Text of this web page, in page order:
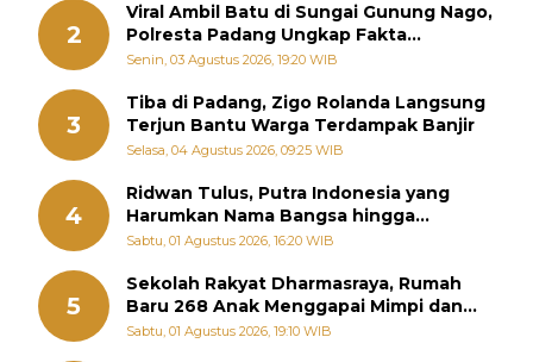
2
Viral Ambil Batu di Sungai Gunung Nago,
Polresta Padang Ungkap Fakta
Sebenarnya
Senin, 03 Agustus 2026, 19:20 WIB
3
Tiba di Padang, Zigo Rolanda Langsung
Terjun Bantu Warga Terdampak Banjir
Selasa, 04 Agustus 2026, 09:25 WIB
4
Ridwan Tulus, Putra Indonesia yang
Harumkan Nama Bangsa hingga
Diabadikan dalam Buku Jepang
Sabtu, 01 Agustus 2026, 16:20 WIB
5
Sekolah Rakyat Dharmasraya, Rumah
Baru 268 Anak Menggapai Mimpi dan
Memutus Rantai Kemiskinan
Sabtu, 01 Agustus 2026, 19:10 WIB